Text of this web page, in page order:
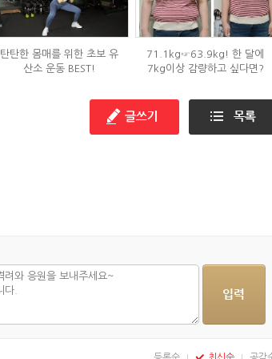
탄탄한 몸매를 위한 초보 유
산소 운동 BEST!
71.1kg☞63.9kg! 한 달에
7kg이상 감량하고 싶다면?